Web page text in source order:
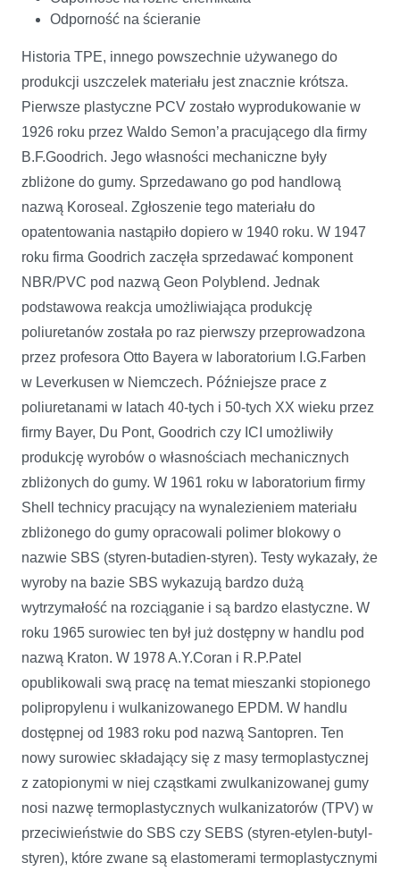
Odporność na ścieranie
Historia TPE, innego powszechnie używanego do
produkcji uszczelek materiału jest znacznie krótsza.
Pierwsze plastyczne PCV zostało wyprodukowanie w
1926 roku przez Waldo Semon’a pracującego dla firmy
B.F.Goodrich. Jego własności mechaniczne były
zbliżone do gumy. Sprzedawano go pod handlową
nazwą Koroseal. Zgłoszenie tego materiału do
opatentowania nastąpiło dopiero w 1940 roku. W 1947
roku firma Goodrich zaczęła sprzedawać komponent
NBR/PVC pod nazwą Geon Polyblend. Jednak
podstawowa reakcja umożliwiająca produkcję
poliuretanów została po raz pierwszy przeprowadzona
przez profesora Otto Bayera w laboratorium I.G.Farben
w Leverkusen w Niemczech. Późniejsze prace z
poliuretanami w latach 40-tych i 50-tych XX wieku przez
firmy Bayer, Du Pont, Goodrich czy ICI umożliwiły
produkcję wyrobów o własnościach mechanicznych
zbliżonych do gumy. W 1961 roku w laboratorium firmy
Shell technicy pracujący na wynalezieniem materiału
zbliżonego do gumy opracowali polimer blokowy o
nazwie SBS (styren-butadien-styren). Testy wykazały, że
wyroby na bazie SBS wykazują bardzo dużą
wytrzymałość na rozciąganie i są bardzo elastyczne. W
roku 1965 surowiec ten był już dostępny w handlu pod
nazwą Kraton. W 1978 A.Y.Coran i R.P.Patel
opublikowali swą pracę na temat mieszanki stopionego
polipropylenu i wulkanizowanego EPDM. W handlu
dostępnej od 1983 roku pod nazwą Santopren. Ten
nowy surowiec składający się z masy termoplastycznej
z zatopionymi w niej cząstkami zwulkanizowanej gumy
nosi nazwę termoplastycznych wulkanizatorów (TPV) w
przeciwieństwie do SBS czy SEBS (styren-etylen-butyl-
styren), które zwane są elastomerami termoplastycznymi